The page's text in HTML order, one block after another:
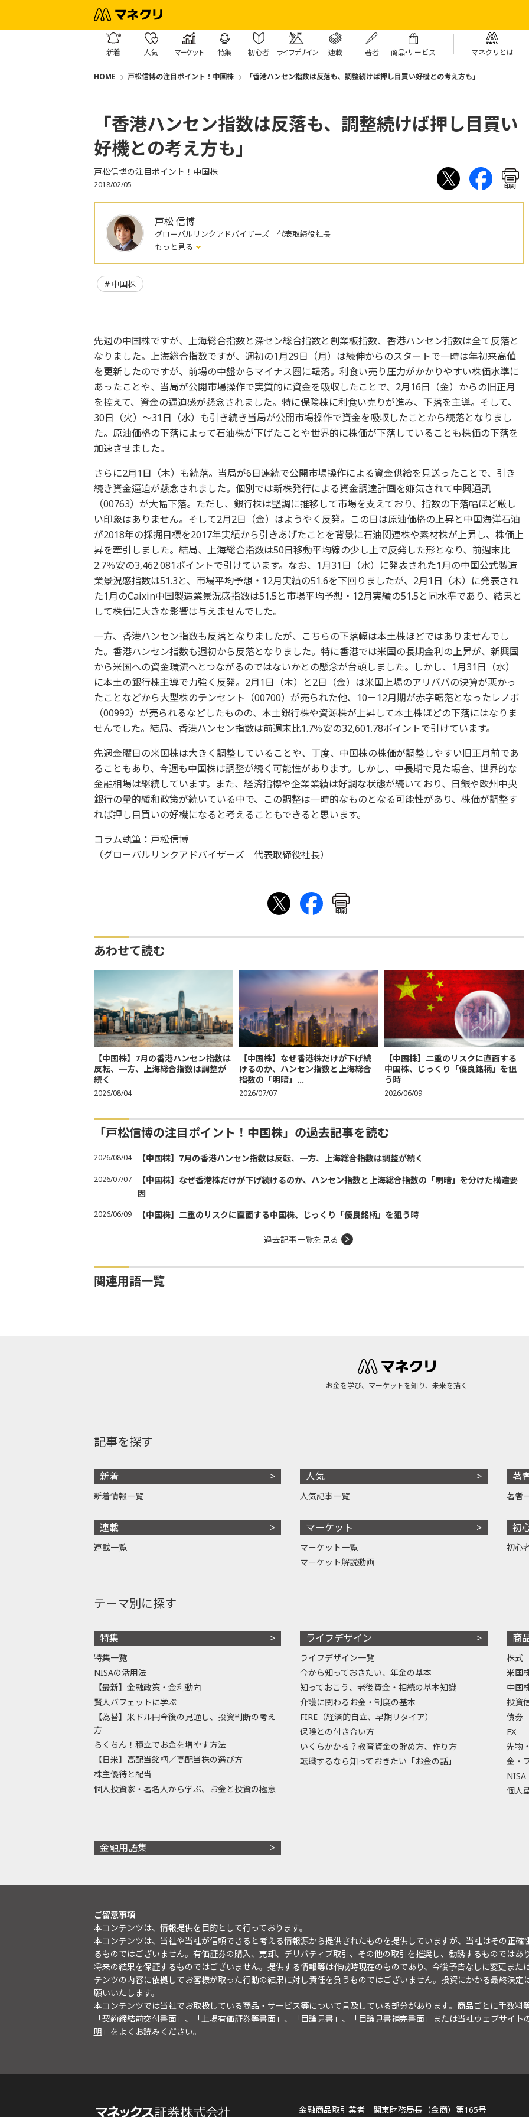
新着 人気 マーケット 特集 初心者 ライフデザイン 連載 著者 商品・サービス マネクリとは
HOME 戸松信博の注目ポイント！中国株 「香港ハンセン指数は反落も、調整続けば押し目買い好機との考え方も」
「香港ハンセン指数は反落も、調整続けば押し目買い
好機との考え方も」
戸松信博の注目ポイント！中国株
2018/02/05 印刷
戸松 信博
グローバルリンクアドバイザーズ 代表取締役社長
もっと見る
中国株
先週の中国株ですが、上海総合指数と深セン総合指数と創業板指数、香港ハンセン指数は全て反落と
なりました。上海総合指数ですが、週初の1月29日（月）は続伸からのスタートで一時は年初来高値
を更新したのですが、前場の中盤からマイナス圏に転落。利食い売り圧力がかかりやすい株価水準に
あったことや、当局が公開市場操作で実質的に資金を吸収したことで、2月16日（金）からの旧正月
を控えて、資金の逼迫感が懸念されました。特に保険株に利食い売りが進み、下落を主導。そして、
30日（火）～31日（水）も引き続き当局が公開市場操作で資金を吸収したことから続落となりまし
た。原油価格の下落によって石油株が下げたことや世界的に株価が下落していることも株価の下落を
加速させました。
さらに2月1日（木）も続落。当局が6日連続で公開市場操作による資金供給を見送ったことで、引き
続き資金逼迫が懸念されました。個別では新株発行による資金調達計画を嫌気されて中興通訊
（00763）が大幅下落。ただし、銀行株は堅調に推移して市場を支えており、指数の下落幅ほど厳し
い印象はありません。そして2月2日（金）はようやく反発。この日は原油価格の上昇と中国海洋石油
が2018年の採掘目標を2017年実績から引きあげたことを背景に石油関連株や素材株が上昇し、株価上
昇を牽引しました。結局、上海総合指数は50日移動平均線の少し上で反発した形となり、前週末比
2.7％安の3,462.081ポイントで引けています。なお、1月31日（水）に発表された1月の中国公式製造
業景況感指数は51.3と、市場平均予想・12月実績の51.6を下回りましたが、2月1日（木）に発表され
た1月のCaixin中国製造業景況感指数は51.5と市場平均予想・12月実績の51.5と同水準であり、結果と
して株価に大きな影響は与えませんでした。
一方、香港ハンセン指数も反落となりましたが、こちらの下落幅は本土株ほどではありませんでし
た。香港ハンセン指数も週初から反落となりました。特に香港では米国の長期金利の上昇が、新興国
から米国への資金環流へとつながるのではないかとの懸念が台頭しました。しかし、1月31日（水）
に本土の銀行株主導で力強く反発。2月1日（木）と2日（金）は米国上場のアリババの決算が悪かっ
たことなどから大型株のテンセント（00700）が売られた他、10－12月期が赤字転落となったレノボ
（00992）が売られるなどしたものの、本土銀行株や資源株が上昇して本土株ほどの下落にはなりま
せんでした。結局、香港ハンセン指数は前週末比1.7％安の32,601.78ポイントで引けています。
先週金曜日の米国株は大きく調整していることや、丁度、中国株の株価が調整しやすい旧正月前であ
ることもあり、今週も中国株は調整が続く可能性があります。しかし、中長期で見た場合、世界的な
金融相場は継続しています。また、経済指標や企業業績は好調な状態が続いており、日銀や欧州中央
銀行の量的緩和政策が続いている中で、この調整は一時的なものとなる可能性があり、株価が調整す
れば押し目買いの好機になると考えることもできると思います。
コラム執筆：戸松信博
（グローバルリンクアドバイザーズ 代表取締役社長）
印刷
あわせて読む
【中国株】7月の香港ハンセン指数は
反転、一方、上海総合指数は調整が
続く
2026/08/04
【中国株】なぜ香港株だけが下げ続
けるのか、ハンセン指数と上海総合
指数の「明暗」...
2026/07/07
【中国株】二重のリスクに直面する
中国株、じっくり「優良銘柄」を狙
う時
2026/06/09
「戸松信博の注目ポイント！中国株」の過去記事を読む
2026/08/04 【中国株】7月の香港ハンセン指数は反転、一方、上海総合指数は調整が続く
2026/07/07
【中国株】なぜ香港株だけが下げ続けるのか、ハンセン指数と上海総合指数の「明暗」を分けた構造要
因
2026/06/09 【中国株】二重のリスクに直面する中国株、じっくり「優良銘柄」を狙う時
過去記事一覧を見る
関連用語一覧
お金を学び、マーケットを知り、未来を描く
記事を探す
新着
新着情報一覧
連載
連載一覧
人気
人気記事一覧
マーケット
マーケット一覧
マーケット解説動画
著
著者
初
初心
テーマ別に探す
特集
特集一覧
NISAの活用法
【最新】金融政策・金利動向
賢人バフェットに学ぶ
【為替】米ドル円今後の見通し、投資判断の考え
方
らくちん！積立でお金を増やす方法
【日米】高配当銘柄／高配当株の選び方
株主優待と配当
個人投資家・著名人から学ぶ、お金と投資の極意
ライフデザイン
ライフデザイン一覧
今から知っておきたい、年金の基本
知っておこう、老後資金・相続の基本知識
介護に関わるお金・制度の基本
FIRE（経済的自立、早期リタイア）
保険との付き合い方
いくらかかる？教育資金の貯め方、作り方
転職するなら知っておきたい「お金の話」
商
株式
米国
中国
投資
債券
FX
先物
金・
NISA
個人
金融用語集
ご留意事項
本コンテンツは、情報提供を目的として行っております。
本コンテンツは、当社や当社が信頼できると考える情報源から提供されたものを提供していますが、当社はその正
るものではございません。有価証券の購入、売却、デリバティブ取引、その他の取引を推奨し、勧誘するものではあ
将来の結果を保証するものではございません。提供する情報等は作成時現在のものであり、今後予告なしに変更また
テンツの内容に依拠してお客様が取った行動の結果に対し責任を負うものではございません。投資にかかる最終決
願いいたします。
本コンテンツでは当社でお取扱している商品・サービス等について言及している部分があります。商品ごとに手数料
「契約締結前交付書面」、「上場有価証券等書面」、「目論見書」、「目論見書補完書面」または当社ウェブサイト
明 」をよくお読みください。
金融商品取引業者 関東財務局長（金商）第165号